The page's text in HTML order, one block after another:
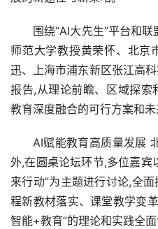
围绕“AI大先生”平台和
师范大学教授黄荣怀、北京
迅、上海市浦东新区张江高
报告,从理论前瞻、区域探索
教育深度融合的可行方案和未
AI赋能教育高质量发展
外,在圆桌论坛环节,多位嘉宾
来行动”为主题进行讨论,全
程新教材落实、课堂教学变
智能+教育”的理论和实践全面